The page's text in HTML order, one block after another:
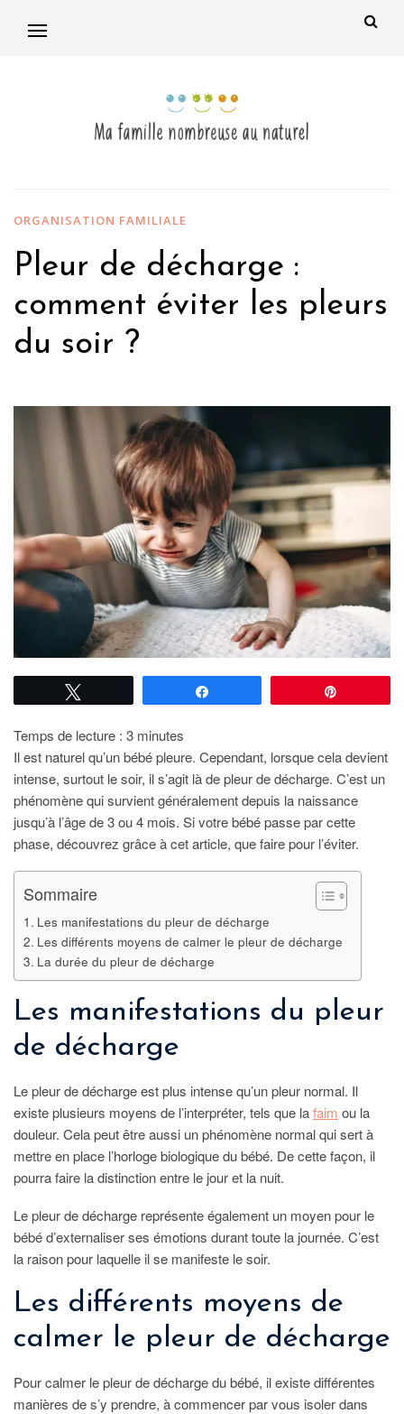
ORGANISATION FAMILIALE
Pleur de décharge :
comment éviter les pleurs
du soir ?
Temps de lecture : 3 minutes
Il est naturel qu’un bébé pleure. Cependant, lorsque cela devient
intense, surtout le soir, il s’agit là de pleur de décharge. C’est un
phénomène qui survient généralement depuis la naissance
jusqu’à l’âge de 3 ou 4 mois. Si votre bébé passe par cette
phase, découvrez grâce à cet article, que faire pour l’éviter.
Sommaire
Les manifestations du pleur de décharge
Les différents moyens de calmer le pleur de décharge
La durée du pleur de décharge
Les manifestations du pleur
de décharge
Le pleur de décharge est plus intense qu’un pleur normal. Il
existe plusieurs moyens de l’interpréter, tels que lafaim ou la
douleur. Cela peut être aussi un phénomène normal qui sert à
mettre en place l’horloge biologique du bébé. De cette façon, il
pourra faire la distinction entre le jour et la nuit.
Le pleur de décharge représente également un moyen pour le
bébé d’externaliser ses émotions durant toute la journée. C’est
la raison pour laquelle il se manifeste le soir.
Les différents moyens de
calmer le pleur de décharge
Pour calmer le pleur de décharge du bébé, il existe différentes
manières de s’y prendre, à commencer par vous isoler dans